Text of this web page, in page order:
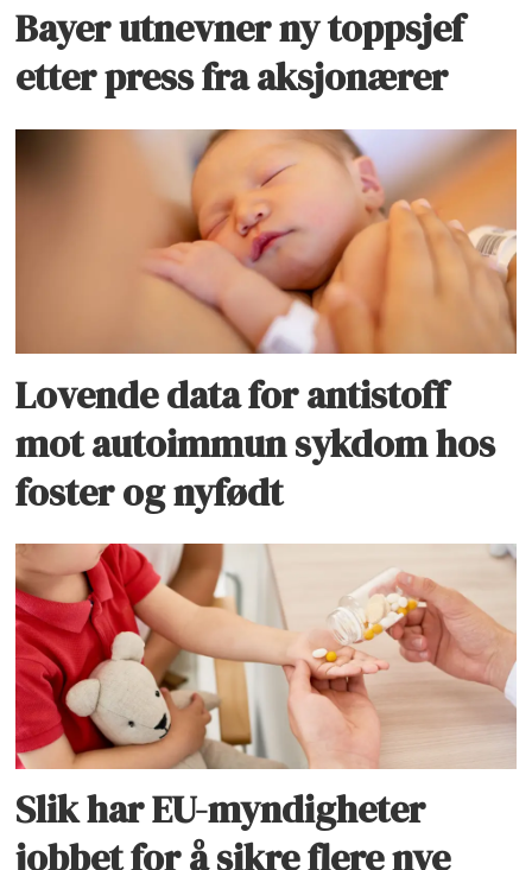
Bayer utnevner ny toppsjef
etter press fra aksjonærer
Lovende data for antistoff
mot autoimmun sykdom hos
foster og nyfødt
Slik har EU-myndigheter
jobbet for å sikre flere nye